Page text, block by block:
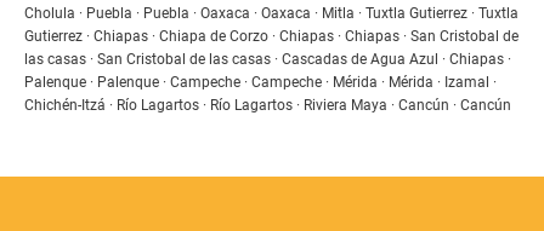
Cholula · Puebla · Puebla · Oaxaca · Oaxaca · Mitla · Tuxtla Gutierrez · Tuxtla
Gutierrez · Chiapas · Chiapa de Corzo · Chiapas · Chiapas · San Cristobal de
las casas · San Cristobal de las casas · Cascadas de Agua Azul · Chiapas ·
Palenque · Palenque · Campeche · Campeche · Mérida · Mérida · Izamal ·
Chichén-Itzá · Río Lagartos · Río Lagartos · Riviera Maya · Cancún · Cancún